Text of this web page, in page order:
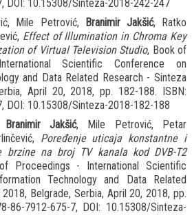
DOI: 10.15308/Sinteza-2018-242-247
Mile Petrović,
Branimir Jakšić, Ratko
Effect of Illumination in Chroma Key
of Virtual Television Studio, Book of
Scientific Conference on
and Data Related Research - Sinteza
April 20, 2018, pp. 182-188. ISBN:
DOI: 10.15308/Sinteza-2018-182-188
Branimir Jakšić, Mile Petrović, Petar
Poređenje uticaja konstantne i
brzine na broj TV kanala kod DVB-T2
Proceedings - International Scientific
Technology and Data Related
Belgrade, Serbia, April 20, 2018, pp.
86-7912-675-7, DOI: 10.15308/Sinteza-